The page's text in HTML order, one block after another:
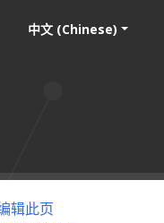
中文 (Chinese)
辑此页